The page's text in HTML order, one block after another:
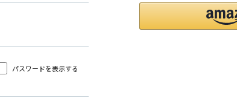
パスワードを表示する